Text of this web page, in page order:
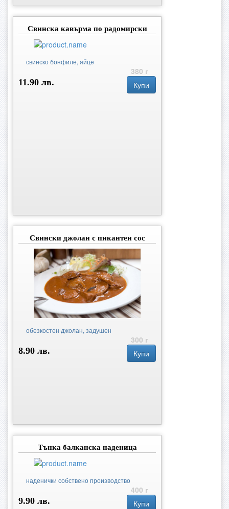
Свинска кавърма по радомирски
свинско бонфиле, яйце
380 г
11.90 лв.
Купи
Свински джолан с пикантен сос
обезкостен джолан, задушен
300 г
8.90 лв.
Купи
Тънка балканска наденица
наденички собствено производство
400 г
9.90 лв.
Купи